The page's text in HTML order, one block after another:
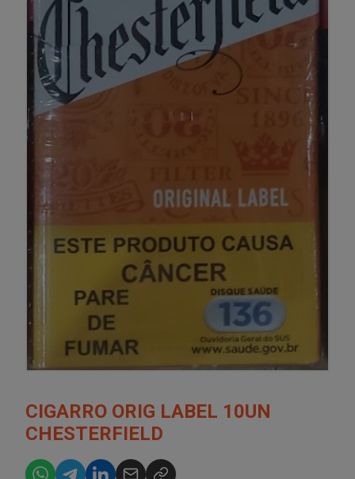
CIGARRO ORIG LABEL 10UN
CHESTERFIELD